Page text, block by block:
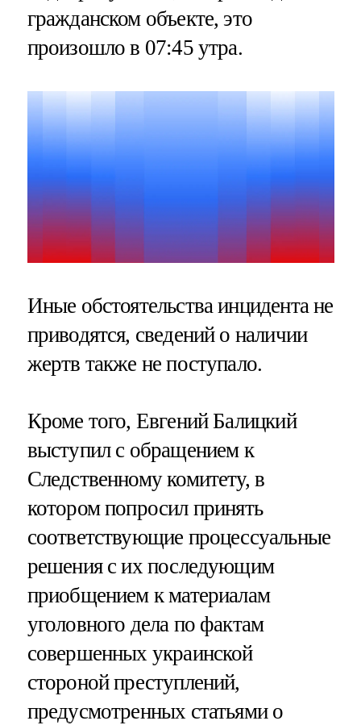
гражданском объекте, это
произошло в 07:45 утра.
Иные обстоятельства инцидента не
приводятся, сведений о наличии
жертв также не поступало.
Кроме того, Евгений Балицкий
выступил с обращением к
Следственному комитету, в
котором попросил принять
соответствующие процессуальные
решения с их последующим
приобщением к материалам
уголовного дела по фактам
совершенных украинской
стороной преступлений,
предусмотренных статьями о